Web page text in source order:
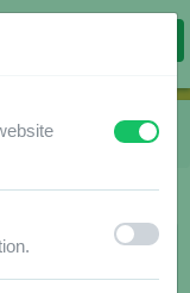
off on
off on